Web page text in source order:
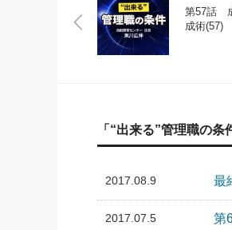
第57話
成術(57)
「“出来る”管理職の
2017.08.9 最
2017.07.5 第